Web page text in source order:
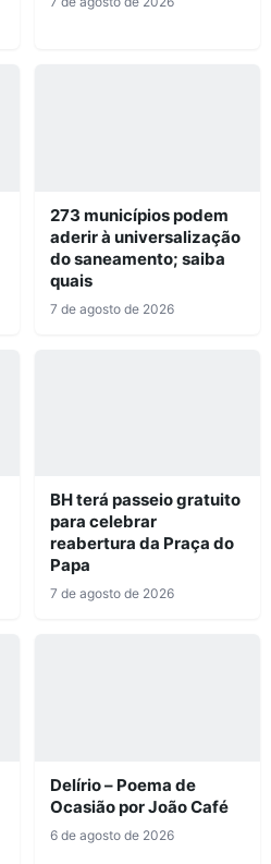
273 municípios podem
aderir à universalização
do saneamento; saiba
quais
7 de agosto de 2026
BH terá passeio gratuito
para celebrar
reabertura da Praça do
Papa
7 de agosto de 2026
Delírio – Poema de
Ocasião por João Café
6 de agosto de 2026